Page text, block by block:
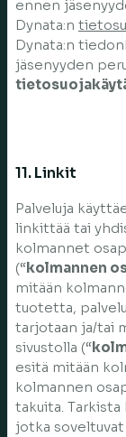
ennen
Dynata:n
Dynata:n
jäsenyyden
11. Linkit
Palveluja
linkittää tai
kolmannet
(“kolmannen
mitään
tuotetta,
tarjotaan ja/tai
sivustolla (“
esitä mitään
kolmannen
takuita.
jotka